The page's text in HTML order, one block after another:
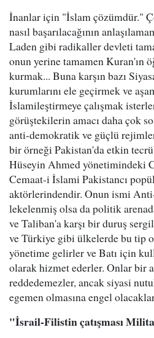
İnanlar için "İslam çözümdür."
nasıl başarılacağının
Laden gibi radikaller devleti
onun yerine tamamen Kuran'ın
kurmak... Buna karşın bazı
kurumlarını ele geçirmek ve
İslamileştirmeye çalışmak
görüştekilerin amacı daha çok
anti-demokratik ve güçlü
bir örneği Pakistan'da etkin
Hüseyin Ahmed yönetimindeki
Cemaat-i İslami Pakistancı
aktörlerindendir. Onun ismi
lekelenmiş olsa da politik
ve Taliban'a karşı bir duruş
ve Türkiye gibi ülkelerde bu tip
yönetime gelirler ve Batı için
olarak hizmet ederler. Onlar bir
reddedemezler, ancak siyasi
egemen olmasına engel
"İsrail-Filistin çatışması